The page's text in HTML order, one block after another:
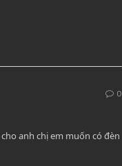
0
anh chị em muốn có đèn